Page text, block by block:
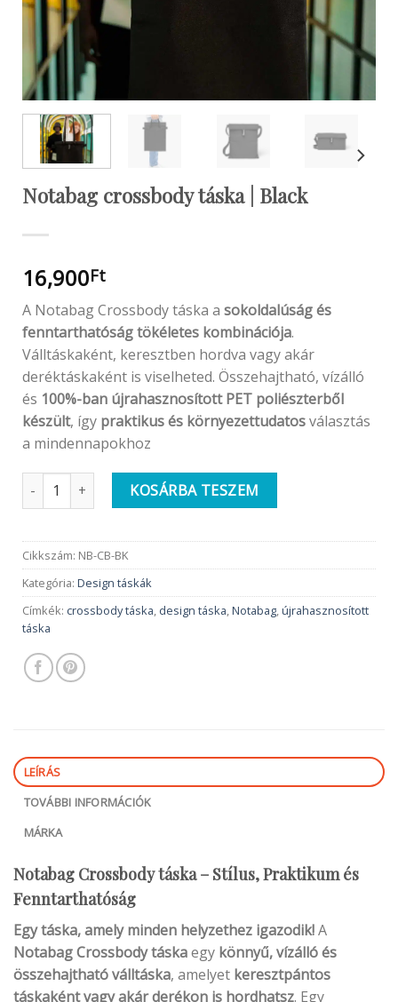
Notabag crossbody táska | Black
16,900Ft
A Notabag Crossbody táska a sokoldalúság és
fenntarthatóság tökéletes kombinációja.
Válltáskaként, keresztben hordva vagy akár
deréktáskaként is viselheted. Összehajtható, vízálló
és 100%-ban újrahasznosított PET poliészterből
készült, így praktikus és környezettudatosválasztás
a mindennapokhoz
Notabag crossbody táska | Black mennyiség
KOSÁRBA TESZEM
Cikkszám: NB-CB-BK
Kategória: Design táskák
Címkék: crossbody táska, design táska,Notabag,újrahasznosított
táska
LEÍRÁS
TOVÁBBI INFORMÁCIÓK
MÁRKA
Notabag Crossbody táska – Stílus, Praktikum és
Fenntarthatóság
Egy táska, amely minden helyzethez igazodik!A
Notabag Crossbody táskaegy könnyű, vízálló és
összehajtható válltáska, amelyet keresztpántos
táskaként vagy akár derékon is hordhatsz. Egy